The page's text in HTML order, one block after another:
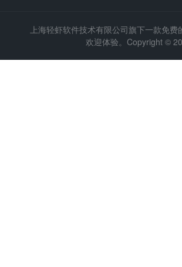
上海轻虾软件技术有限公司旗下一款免费
欢迎体验。Copyright ©